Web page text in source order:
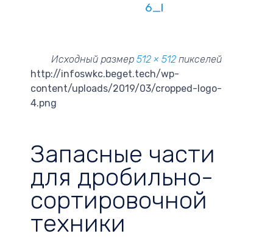
6_l
Исходный размер 512 × 512 пикселей
http://infoswkc.beget.tech/wp-
content/uploads/2019/03/cropped-logo-
4.png
Запасные части
для дробильно-
сортировочной
техники